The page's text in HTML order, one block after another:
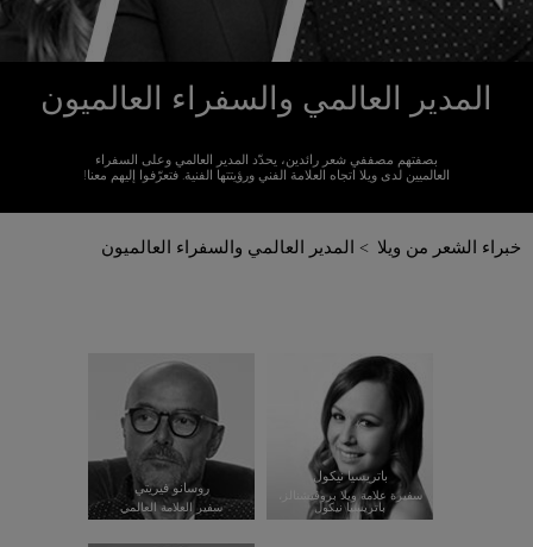
المدير العالمي والسفراء العالميون
بصفتهم مصففي شعر رائدين، يحدّد المدير العالمي وعلى السفراء
العالميين لدى ويلا اتجاه العلامة الفني ورؤيتتها الفنية. فتعرّفوا إليهم معنا!
خبراء الشعر من ويلا المدير العالمي والسفراء العالميون
روسانو فيريتي
سفير العلامة العالمي
باتريسيا نيكول
سفيرة علامة ويلا بروفيشنالز،
باتريسيا نيكول